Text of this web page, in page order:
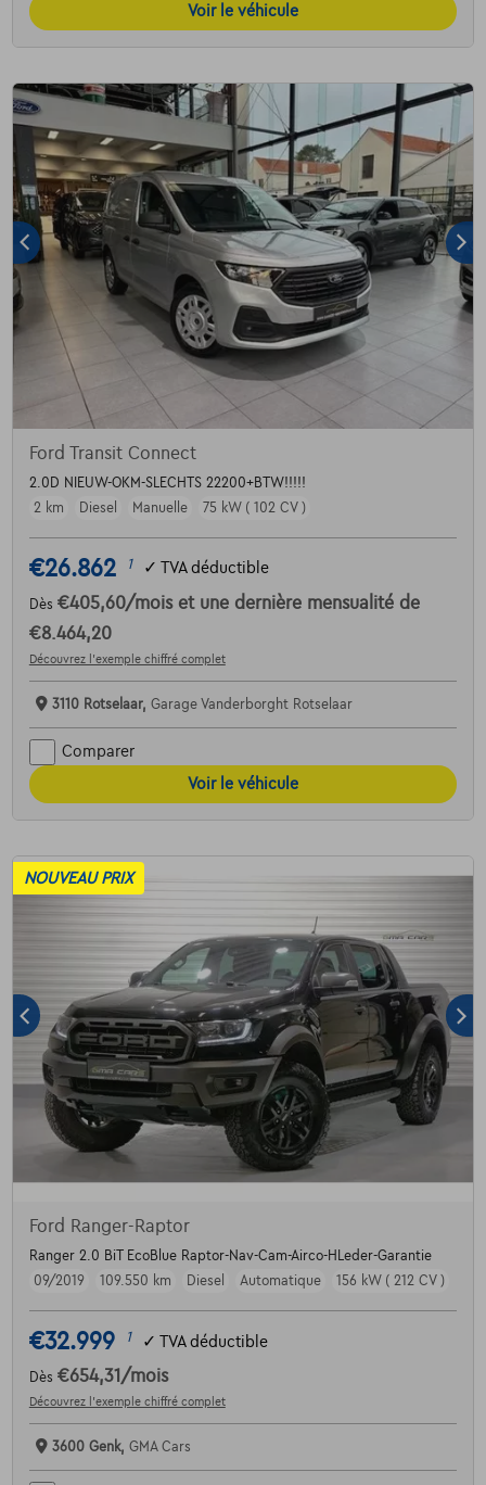
Voir le véhicule
Ford Transit Connect
2.0D NIEUW-OKM-SLECHTS 22200+BTW!!!!!
2 km
Diesel Manuelle 75 kW ( 102 CV )
€26.862 1 ✓ TVA déductible
Dès €405,60/mois et une dernière mensualité de
€8.464,20
Découvrez l’exemple chiffré complet
3110 Rotselaar, Garage Vanderborght Rotselaar
Comparer
Voir le véhicule
NOUVEAU PRIX
Ford Ranger-Raptor
Ranger 2.0 BiT EcoBlue Raptor-Nav-Cam-Airco-HLeder-Garantie
09/2019
109.550 km Diesel Automatique 156 kW ( 212 CV )
€32.999 1 ✓ TVA déductible
Dès €654,31 /mois
Découvrez l’exemple chiffré complet
3600 Genk, GMA Cars